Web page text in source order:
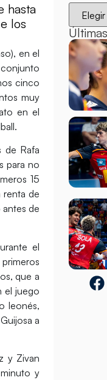
hasta
los
en el
cinco
muy
en el
de Rafa
para no
15
renta de
de
el
, que a
el juego
leonés,
a
y Zivan
y